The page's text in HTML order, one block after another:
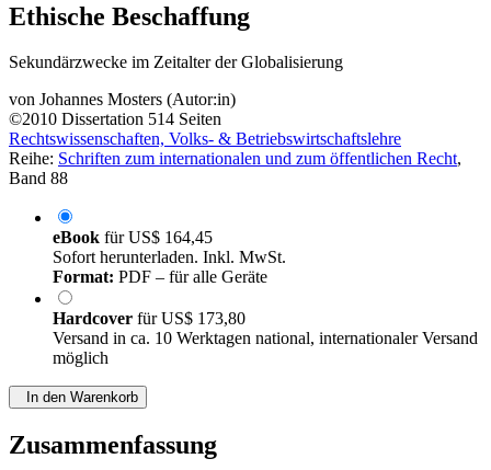
Ethische Beschaffung
Sekundärzwecke im Zeitalter der Globalisierung
von Johannes Mosters (Autor:in)
©2010 Dissertation 514 Seiten
Rechtswissenschaften, Volks- & Betriebswirtschaftslehre
Reihe: Schriften zum internationalen und zum öffentlichen Recht,
Band 88
eBook fürUS$ 164,45
Sofort herunterladen. Inkl. MwSt.
Format: PDF – für alle Geräte
Hardcover fürUS$ 173,80
Versand in ca. 10 Werktagen national, internationaler Versand
möglich
In den Warenkorb
Zusammenfassung